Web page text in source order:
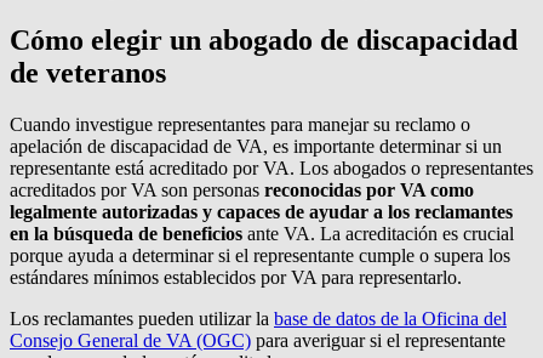
Cómo elegir un abogado de discapacidad
de veteranos
Cuando investigue representantes para manejar su reclamo o
apelación de discapacidad de VA, es importante determinar si un
representante está acreditado por VA. Los abogados o representantes
acreditados por VA son personas reconocidas por VA como
legalmente autorizadas y capaces de ayudar a los reclamantes
en la búsqueda de beneficios ante VA. La acreditación es crucial
porque ayuda a determinar si el representante cumple o supera los
estándares mínimos establecidos por VA para representarlo.
Los reclamantes pueden utilizar la base de datos de la Oficina del
Consejo General de VA (OGC) para averiguar si el representante